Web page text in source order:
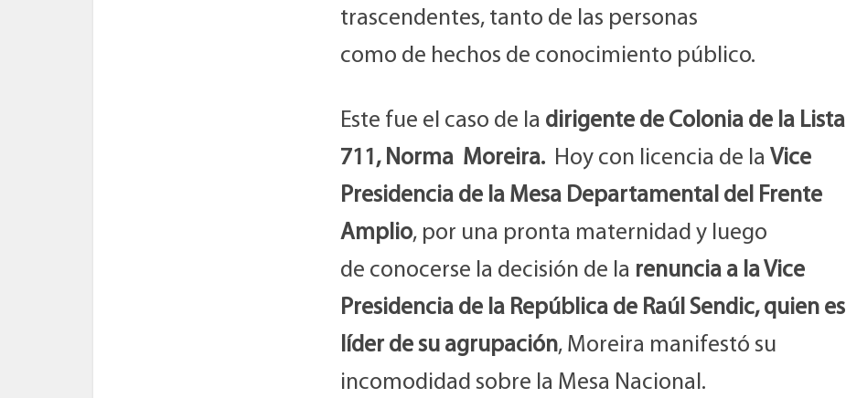
trascendentes, tanto de las personas
como de hechos de conocimiento público.
Este fue el caso de la dirigente de Colonia de la Lista
711, Norma Moreira. Hoy con licencia de la Vice
Presidencia de la Mesa Departamental del Frente
Amplio, por una pronta maternidad y luego
de conocerse la decisión de la renuncia a la Vice
Presidencia de la República de Raúl Sendic, quien es
líder de su agrupación, Moreira manifestó su
incomodidad sobre la Mesa Nacional.